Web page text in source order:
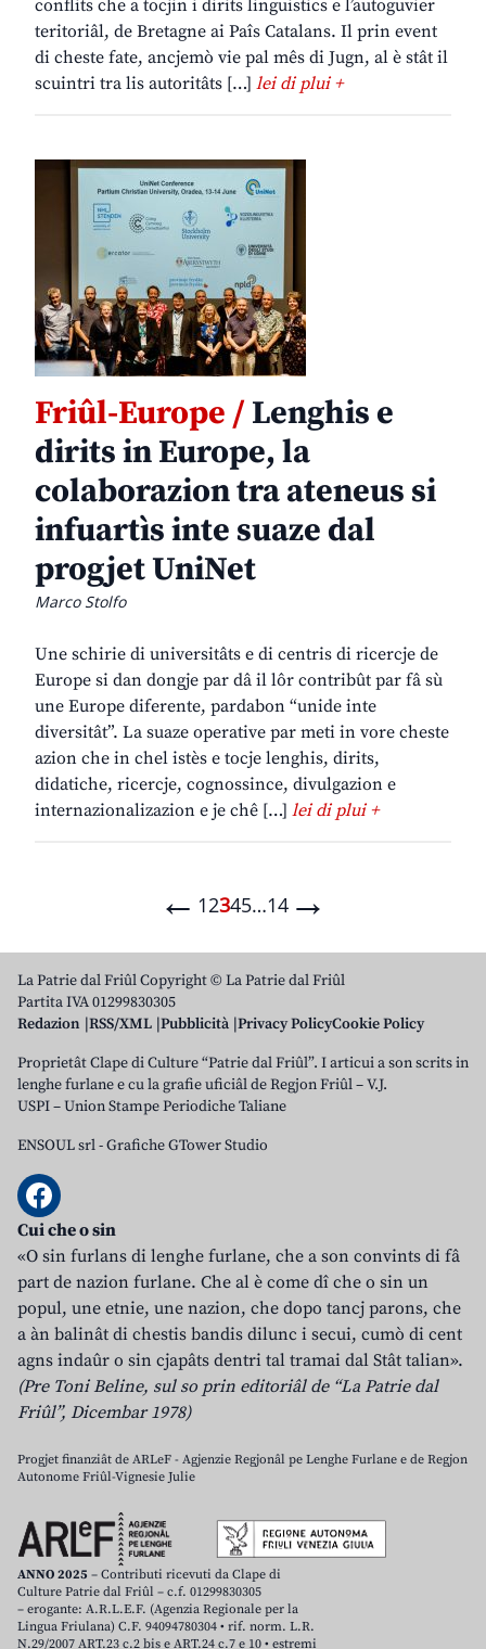
conflits che a tocjin i dirits linguistics e l’autoguvier
teritoriâl, de Bretagne ai Paîs Catalans. Il prin event
di cheste fate, ancjemò vie pal mês di Jugn, al è stât il
scuintri tra lis autoritâts […] lei di plui +
Friûl-Europe /Lenghis e
dirits in Europe, la
colaborazion tra ateneus si
infuartìs inte suaze dal
progjet UniNet
Marco Stolfo
Une schirie di universitâts e di centris di ricercje de
Europe si dan dongje par dâ il lôr contribût par fâ sù
une Europe diferente, pardabon “unide inte
diversitât”. La suaze operative par meti in vore cheste
azion che in chel istès e tocje lenghis, dirits,
didatiche, ricercje, cognossince, divulgazion e
internazionalizazion e je chê […] lei di plui +
← 12345…14 →
La Patrie dal Friûl Copyright © La Patrie dal Friûl
Partita IVA 01299830305
Redazion RSS/XML Pubblicità Privacy PolicyCookie Policy
Proprietât Clape di Culture “Patrie dal Friûl”. I articui a son scrits in
lenghe furlane e cu la grafie uficiâl de Regjon Friûl – V.J.
USPI – Union Stampe Periodiche Taliane
ENSOUL srl-Grafiche GTower Studio
Cui che o sin
«O sin furlans di lenghe furlane, che a son convints di fâ
part de nazion furlane. Che al è come dî che o sin un
popul, une etnie, une nazion, che dopo tancj parons, che
a àn balinât di chestis bandis dilunc i secui, cumò di cent
agns indaûr o sin cjapâts dentri tal tramai dal Stât talian».
(Pre Toni Beline, sul so prin editoriâl de “La Patrie dal
Friûl”, Dicembar 1978)
Progjet finanziât de ARLeF - Agjenzie Regjonâl pe Lenghe Furlane e de Regjon
Autonome Friûl-Vignesie Julie
ANNO 2025 – Contributi ricevuti da Clape di
Culture Patrie dal Friûl – c.f. 01299830305
– erogante: A.R.L.E.F. (Agenzia Regionale per la
Lingua Friulana) C.F. 94094780304 • rif. norm. L.R.
N.29/2007 ART.23 c.2 bis e ART.24 c.7 e 10 • estremi